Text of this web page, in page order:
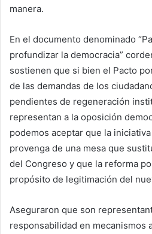
manera.
En el documento denominado
profundizar la democracia”
sostienen que si bien el Pacto
de las demandas de los
pendientes de regeneración
representan a la oposición
podemos aceptar que la
provenga de una mesa que
del Congreso y que la reforma
propósito de legitimación del
Aseguraron que son
responsabilidad en mecanismos